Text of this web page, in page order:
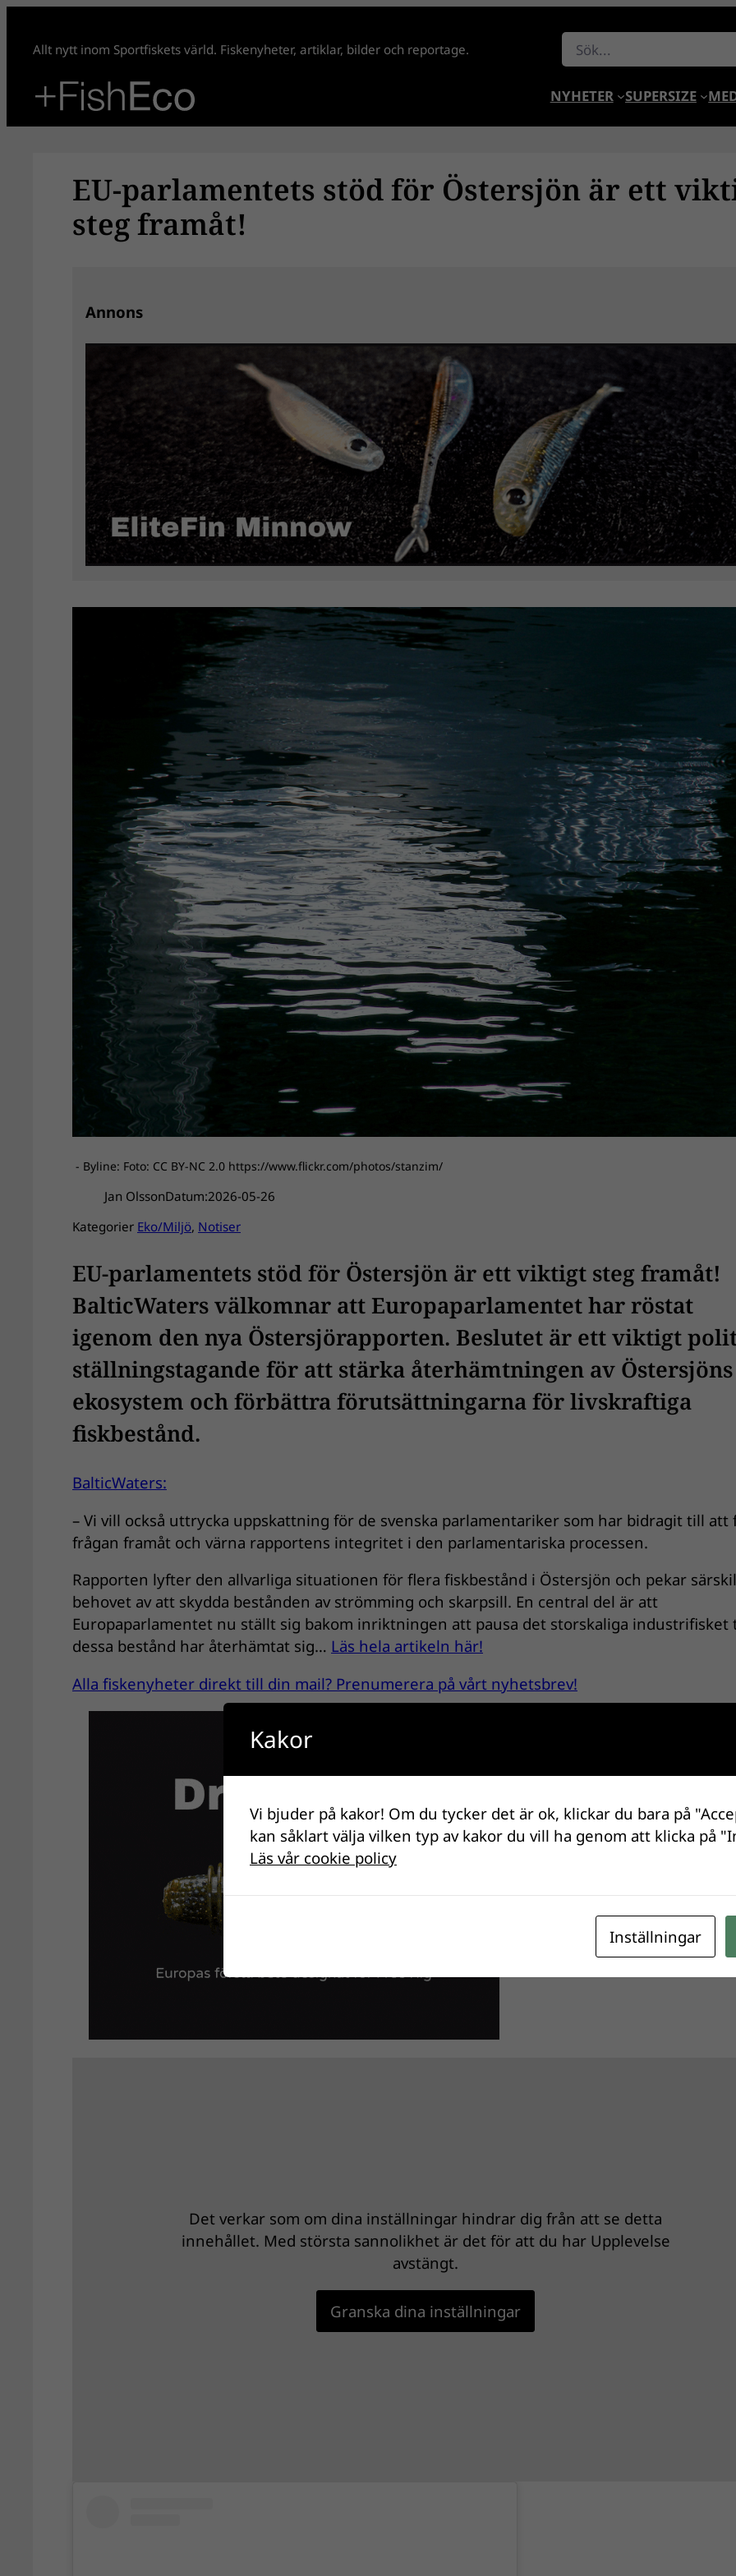
innehåll
Allt nytt inom Sportfiskets värld. Fiskenyheter, artiklar, bilder och reportage. Sök
NYHETER SUPERSIZE
EU-parlamentets stöd för Östersjön är ett
steg framåt!
Annons
- Byline: Foto: CC BY-NC 2.0 https://www.flickr.com/photos/stanzim/
Jan OlssonDatum:2026-05-26
Kategorier Eko/Miljö, Notiser
EU-parlamentets stöd för Östersjön är ett viktigt steg framåt!
BalticWaters välkomnar att Europaparlamentet har röstat
igenom den nya Östersjörapporten. Beslutet är ett viktigt
ställningstagande för att stärka återhämtningen av Östersjöns
ekosystem och förbättra förutsättningarna för livskraftiga
fiskbestånd.
BalticWaters:
– Vi vill också uttrycka uppskattning för de svenska parlamentariker som har bidragit till att
frågan framåt och värna rapportens integritet i den parlamentariska processen.
Rapporten lyfter den allvarliga situationen för flera fiskbestånd i Östersjön och pekar
behovet av att skydda bestånden av strömming och skarpsill. En central del är att
Europaparlamentet nu ställt sig bakom inriktningen att pausa det storskaliga industrifisket
dessa bestånd har återhämtat sig… Läs hela artikeln här!
Alla fiskenyheter direkt till din mail? Prenumerera på vårt nyhetsbrev!
Det verkar som om dina inställningar hindrar dig från att se detta
innehållet. Med största sannolikhet är det för att du har Upplevelse
avstängt.
Granska dina inställningar
Kakor
Vi bjuder på kakor! Om du tycker det är ok, klickar du bara på
kan såklart välja vilken typ av kakor du vill ha genom att klicka på
Läs vår cookie policy
Inställningar